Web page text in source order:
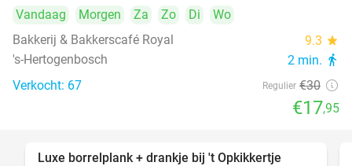
Vandaag Morgen Za Zo Di
Wo
Bakkerij & Bakkerscafé Royal
9.3 star
's-Hertogenbosch 2 min. directions_walk
Verkocht: 67 Regulier €30
€17,95
Luxe borrelplank + drankje bij 't Opkikkertje